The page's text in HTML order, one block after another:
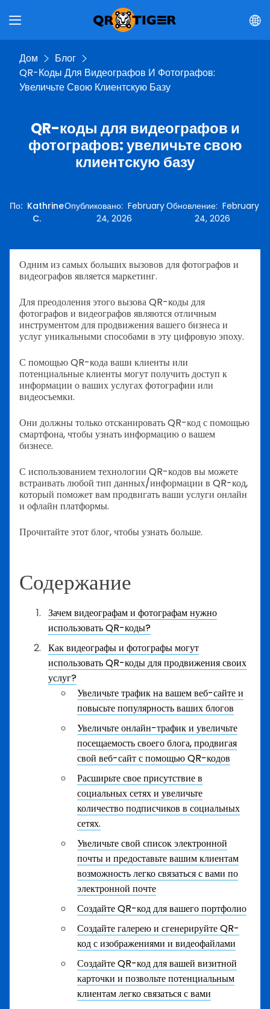
Дом
Блог
QR-Коды Для Видеографов И Фотографов:
Увеличьте Свою Клиентскую Базу
QR-коды для видеографов и
фотографов: увеличьте свою
клиентскую базу
По: Kathrine
C.
Опубликовано: February
24, 2026
Обновление: February
24, 2026
Одним из самых больших вызовов для фотографов и
видеографов является маркетинг.
Для преодоления этого вызова QR-коды для
фотографов и видеографов являются отличным
инструментом для продвижения вашего бизнеса и
услуг уникальными способами в эту цифровую эпоху.
С помощью QR-кода ваши клиенты или
потенциальные клиенты могут получить доступ к
информации о ваших услугах фотографии или
видеосъемки.
Они должны только отсканировать QR-код с помощью
смартфона, чтобы узнать информацию о вашем
бизнесе.
С использованием технологии QR-кодов вы можете
встраивать любой тип данных/информации в QR-код,
который поможет вам продвигать ваши услуги онлайн
и офлайн платформы.
Прочитайте этот блог, чтобы узнать больше.
Содержание
Зачем видеографам и фотографам нужно
использовать QR-коды?
Как видеографы и фотографы могут
использовать QR-коды для продвижения своих
услуг?
Увеличьте трафик на вашем веб-сайте и
повысьте популярность ваших блогов
Увеличьте онлайн-трафик и увеличьте
посещаемость своего блога, продвигая
свой веб-сайт с помощью QR-кодов
Расширьте свое присутствие в
социальных сетях и увеличьте
количество подписчиков в социальных
сетях.
Увеличьте свой список электронной
почты и предоставьте вашим клиентам
возможность легко связаться с вами по
электронной почте
Создайте QR-код для вашего портфолио
Создайте галерею и сгенерируйте QR-
код с изображениями и видеофайлами
Создайте QR-код для вашей визитной
карточки и позвольте потенциальным
клиентам легко связаться с вами